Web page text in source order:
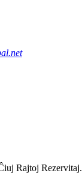
Rajtoj Rezervitaj.